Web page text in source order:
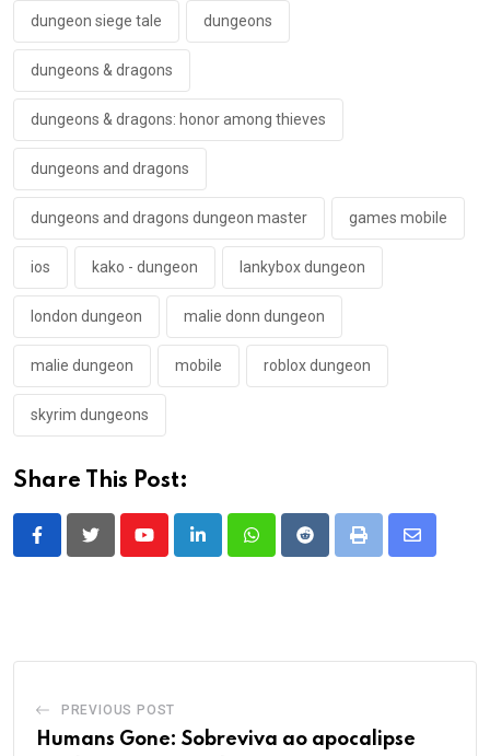
dungeon siege tale dungeons
dungeons & dragons
dungeons & dragons: honor among thieves
dungeons and dragons
dungeons and dragons dungeon master games mobile
ios kako - dungeon lankybox dungeon
london dungeon malie donn dungeon
malie dungeon mobile roblox dungeon
skyrim dungeons
Share This Post:
YoutubeLinkedInWhatsappRedditPrint
Share
PREVIOUS POST
Humans Gone: Sobreviva ao apocalipse